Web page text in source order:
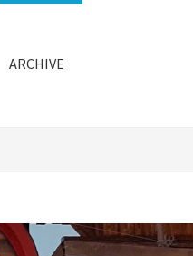
ARCHIVE